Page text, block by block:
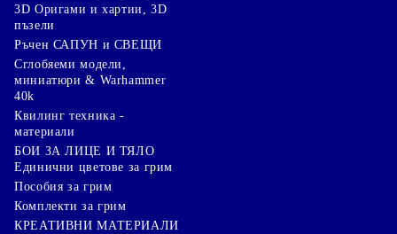
3D Оригами и хартии, 3D
пъзели
Ръчен САПУН и СВЕЩИ
Сглобяеми модели,
миниатюри & Warhammer
40k
Квилинг техника -
материали
БОИ ЗА ЛИЦЕ И ТЯЛО
Единични цветове за грим
Пособия за грим
Комплекти за грим
КРЕАТИВНИ МАТЕРИАЛИ